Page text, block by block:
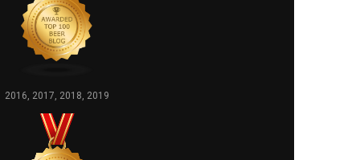
2016, 2017, 2018, 2019